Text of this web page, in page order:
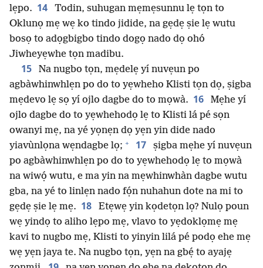
lẹpo. 14
Todin, suhugan mẹmẹsunnu lẹ tọn to
Oklunọ mẹ wẹ ko tindo jidide, na gẹdẹ ṣie lẹ wutu
bosọ to adọgbigbo tindo dogọ nado dọ ohó
Jiwheyẹwhe tọn madibu.
15
Na nugbo tọn, mẹdelẹ yí nuvẹun po
agbàwhinwhlẹn po do to yẹwheho Klisti tọn dọ, ṣigba
mẹdevo lẹ sọ yí ojlo dagbe do to mọwà. 16
Mẹhe yí
ojlo dagbe do to yẹwhehodọ lẹ to Klisti lá pé sọn
owanyi mẹ, na yé yọnẹn dọ yẹn yin dide nado
yiavùnlọna wẹndagbe lọ; + 17
ṣigba mẹhe yí nuvẹun
po agbàwhinwhlẹn po do to yẹwhehodọ lẹ to mọwà
na wiwọ́ wutu, e ma yin na mẹwhinwhàn dagbe wutu
gba, na yé to linlẹn nado fọ́n nuhahun dote na mi to
gẹdẹ ṣie lẹ mẹ. 18
Etẹwẹ yin kọdetọn lọ? Nulọ poun
wẹ yindọ to aliho lẹpo mẹ, vlavo to yẹdoklọmẹ mẹ
kavi to nugbo mẹ, Klisti to yinyin lilá pé podọ ehe mẹ
wẹ yẹn jaya te. Na nugbo tọn, yẹn na gbẹ́ to ayajẹ